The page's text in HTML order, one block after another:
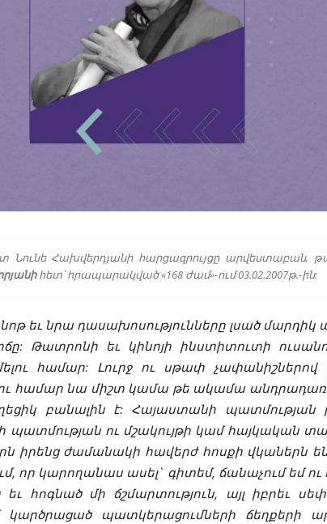
Նունե Հախվերդյանի հարցազրույցը արվեստաբան,
հետ՝ հրապարակված «168 ժամ»-ում 03.02.2007թ.-ին:
եւ նրա դասախոսությունները լսած մարդիկ
Թատրոնի եւ կինոյի ինստիտուտի
համար: Լուրջ ու սթափ
համար նա միշտ կամա թե ակամա
բանալին է: Հայաստանի պատմության
ու մշակույթի կամ հայկական
իրենց ժամանակի հավերժ հոսքի վկաներն
որ կարողանաս ասել` գիտեմ, ճանաչում եմ
եւ հոգնած մի ճշմարտություն, այլ իբրեւ
կարծրացած պատկերացումների